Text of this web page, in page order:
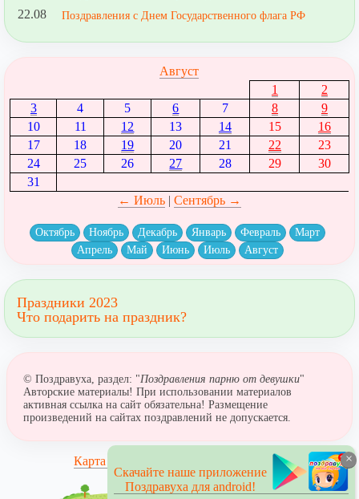
22.08 Поздравления с Днем Государственного флага РФ
Август
1
2
3
4 5 6 7 8
9
10
11 12 13 14 15
16
17
18 19 20 21 22
23
24
25 26 27 28 29
30
31
← Июль| Сентябрь →
Октябрь Ноябрь Декабрь Январь Февраль
Март
Апрель
Май Июнь Июль Август
Праздники 2023
Что подарить на праздник?
© Поздравуха, раздел: "Поздравления парню от девушки"
Авторские материалы! При использовании материалов
активная ссылка на сайт обязательна! Размещение
произведений на сайтах поздравлений не допускается.
Карта сайта
×
Скачайте наше приложение
Поздравуха для android!